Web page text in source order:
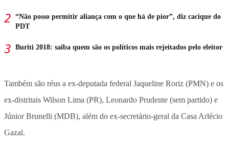
“Não posso permitir aliança com o que há de pior”, diz cacique do
PDT
Buriti 2018: saiba quem são os políticos mais rejeitados pelo eleitor
Também são réus a ex-deputada federal Jaqueline Roriz (PMN) e os
ex-distritais Wilson Lima (PR), Leonardo Prudente (sem partido) e
Júnior Brunelli (MDB), além do ex-secretário-geral da Casa Arlécio
Gazal.